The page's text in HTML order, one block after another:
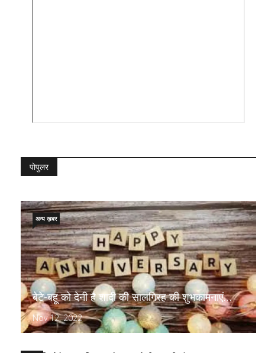
पोपुलर
बेटे-बहू को देनी है शादी की सालगिरह की शुभकामनाएं…
Nov 12, 2022
अन्य ख़बर